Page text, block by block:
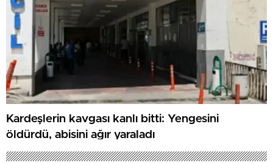
Kardeşlerin kavgası kanlı bitti: Yengesini
öldürdü, abisini ağır yaraladı